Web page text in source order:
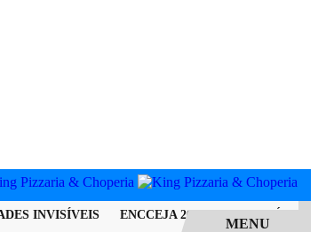
INVISÍVEIS ENCCEJA 2026: ALUNOS JÁ
MENU